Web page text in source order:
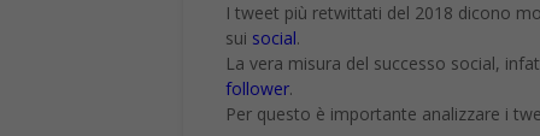
I tweet più retwittati del 2018 dicono
sui social.
La vera misura del successo social,
follower.
Per questo è importante analizzare i